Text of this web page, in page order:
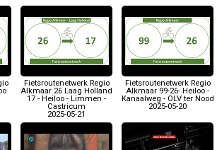
Fietsroutenetwerk Regio
Alkmaar 26 Laag Holland
17 - Heiloo - Limmen -
Castricum
2025-05-21
Fietsroutenetwerk Regio
Alkmaar 99-26- Heiloo -
Kanaalweg - OLV ter Nood
2025-05-20